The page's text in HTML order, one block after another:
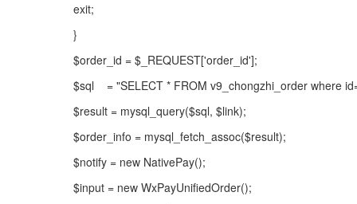
exit;
}
$order_id = $_REQUEST['order_id'];
$sql    = "SELECT * FROM v9_chongzhi_order where
$result = mysql_query($sql, $link);
$order_info = mysql_fetch_assoc($result);
$notify = new NativePay();
$input = new WxPayUnifiedOrder();